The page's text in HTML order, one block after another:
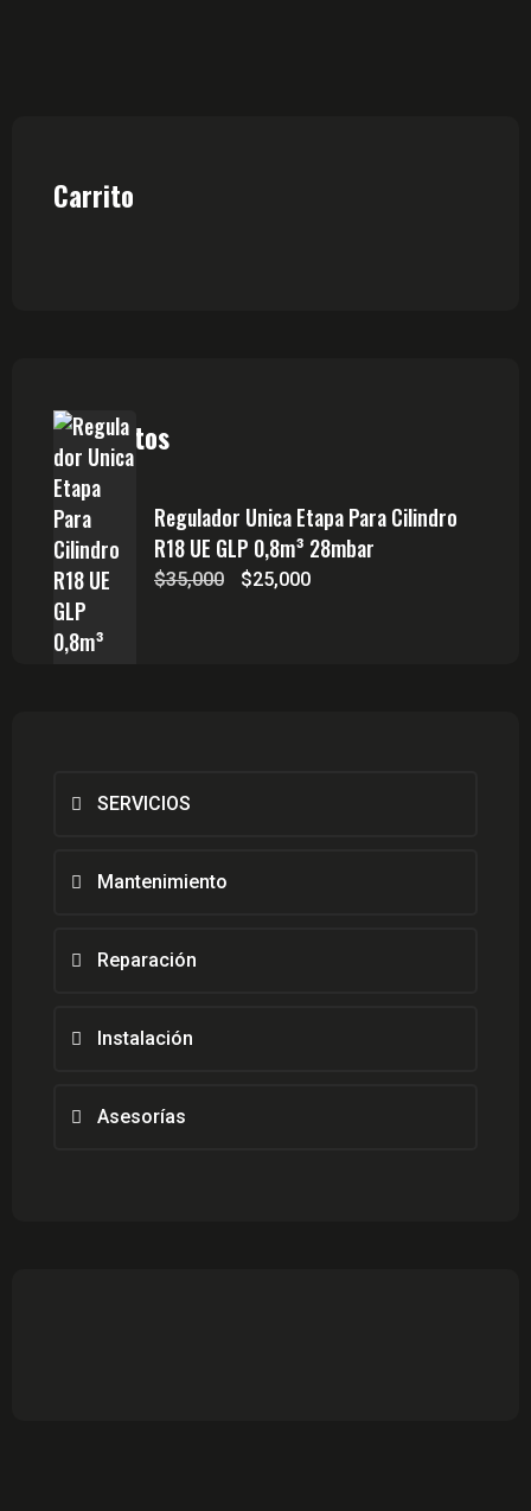
Carrito
Productos
Regulador Unica Etapa Para Cilindro
R18 UE GLP 0,8m³ 28mbar
$35,000
El
$25,000El
SERVICIOS
Mantenimiento
Reparación
Instalación
Asesorías